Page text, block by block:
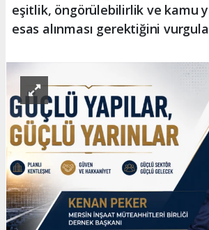
eşitlik, öngörülebilirlik ve kamu
esas alınması gerektiğini